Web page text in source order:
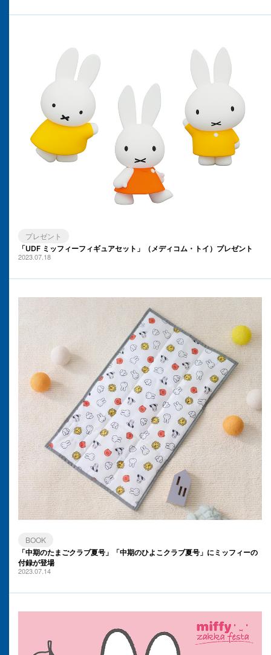
プレゼント
「UDF ミッフィーフィギュアセット」（メディコム・トイ）プレゼント
2023.07.18
BOOK
「中期のたまごクラブ夏号」「中期のひよこクラブ夏号」にミッフィーの
付録が登場
2023.07.14